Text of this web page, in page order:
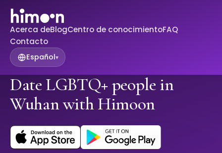
Acerca deBlogCentro de conocimientoFAQ
Contacto
Español▾
Date LGBTQ+ people in
Wuhan with Himoon